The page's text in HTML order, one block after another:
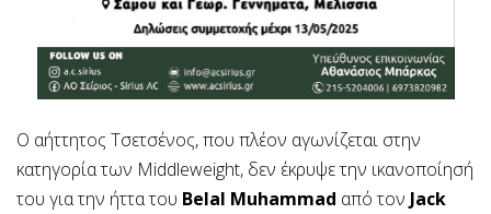
Ο αήττητος Τσετσένος, που πλέον αγωνίζεται στην
κατηγορία των Middleweight, δεν έκρυψε την ικανοποίησή
του για την ήττα του Belal Muhammad από τον Jack